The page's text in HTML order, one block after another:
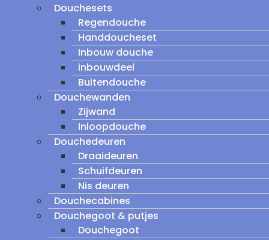
Douchesets
Regendouche
Handdoucheset
Inbouw douche
inbouwdeel
Buitendouche
Douchewanden
Zijwand
Inloopdouche
Douchedeuren
Draaideuren
Schuifdeuren
Nis deuren
Douchecabines
Douchegoot & putjes
Douchegoot